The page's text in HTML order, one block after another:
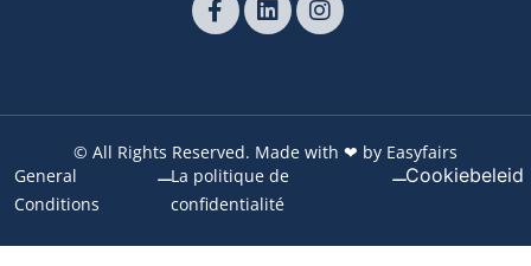
© All Rights Reserved. Made with ❤ by Easyfairs
General
Conditions
La politique de
confidentialité
Cookiebeleid